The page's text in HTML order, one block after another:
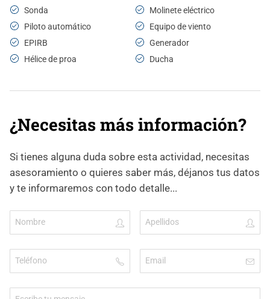
Sonda
Molinete eléctrico
Piloto automático
Equipo de viento
EPIRB
Generador
Hélice de proa
Ducha
¿Necesitas más información?
Si tienes alguna duda sobre esta actividad, necesitas
asesoramiento o quieres saber más, déjanos tus datos
y te informaremos con todo detalle...